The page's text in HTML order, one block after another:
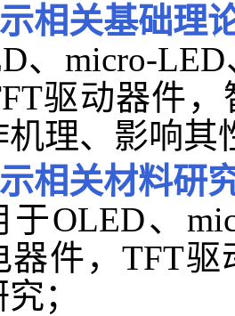
相关基础理
、 micro-LED
驱动器件，
理、影响其
相关材料研
于OLED、
器件，TFT驱
；